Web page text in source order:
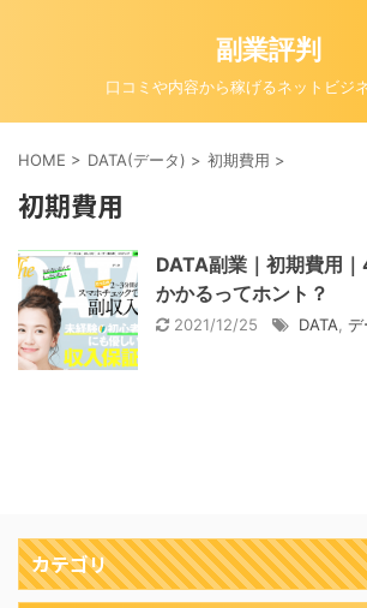
副業評判
口コミや内容から稼げるネットビジ
HOME > DATA(データ) > 初期費用 >
初期費用
DATA副業｜初期費用
かかるってホント？
2021/12/25 DATA デ
カテゴリ